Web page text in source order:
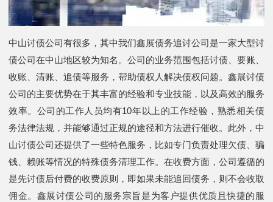
中山讨债公司有很多，其中我们鑫展债务追讨公司是一家大型讨
债公司在中山地区较为知名。公司的业务范围包括讨债、要账、
收账、清账、追债等服务，帮助债权人解决债权问题。鑫展讨债
公司的主要优势在于其丰富的经验和专业技能，以及高效的服务
效率。公司的工作人员均有10年以上的工作经验，熟悉相关债
务法律法规，并能够通过正规的途径和方法进行催收。此外，中
山讨债公司还提供了一些特色服务，比如专门负责处理欠债、骗
钱、赖账等情况的特殊债务清理工作。在收费方面，公司遵循的
是先讨债后付费的收费原则，即如果未能追回债务，则不会收取
佣金。鑫展讨债公司的服务宗旨是为客户提供优质且快捷的服